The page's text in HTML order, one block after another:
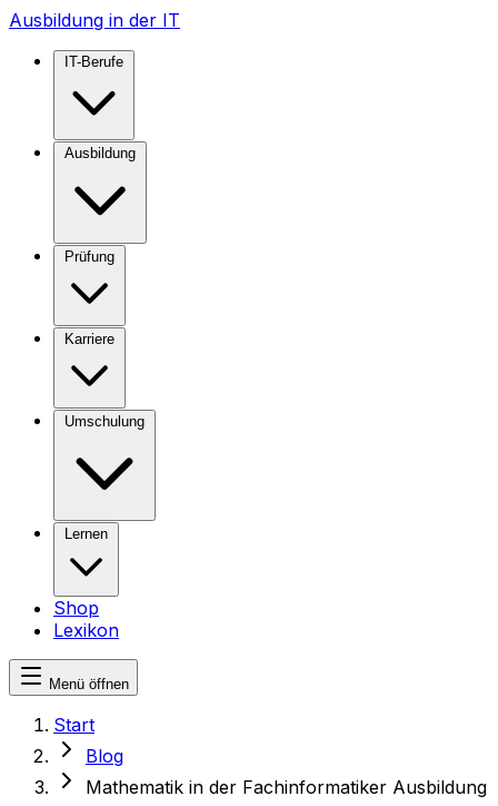
Ausbildung in der IT
IT-Berufe
Ausbildung
Prüfung
Karriere
Umschulung
Lernen
Shop
Lexikon
Menü öffnen
Start
Blog
Mathematik in der Fachinformatiker Ausbildung